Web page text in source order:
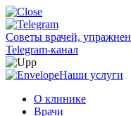
Советы врачей,
Telegram-канал
Наши услуги
О клинике
Врачи